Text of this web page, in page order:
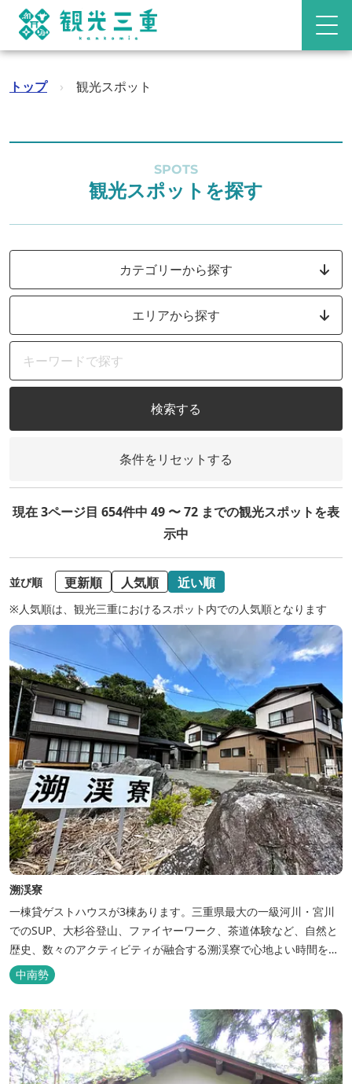
トップ › 観光スポット
SPOTS
観光スポットを探す
カテゴリーから探す
エリアから探す
検索する
条件をリセットする
現在 3ページ目 654件中 49 〜 72 までの観光スポットを表
示中
並び順 更新順 人気順 近い順
※人気順は、観光三重におけるスポット内での人気順となります
溯渓寮
一棟貸ゲストハウスが3棟あります。三重県最大の一級河川・宮川
でのSUP、大杉谷登山、ファイヤーワーク、茶道体験など、自然と
歴史、数々のアクティビティが融合する溯渓寮で心地よい時間をお
過ごしください。 溯渓寮A棟は、22㎡の広々としたLDKを有する清
潔な宿泊棟です。大きな窓からは四季折々の美しい風景を眺望で
き、夏場はウッドデッキ、冬場は薪ストーブと、季節を感じながら
の滞在が可能です。落ち...
中南勢